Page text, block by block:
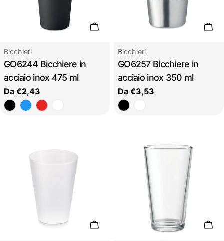
Scegli le opzioni
Tipo:
Bicchieri
GO6244 Bicchiere in
acciaio inox 475 ml
Prezzo
regolare
Da €2,43
Tipo:
Bicchieri
GO6257 Bicchiere in
acciaio inox 350 ml
Prezzo
regolare
Da €3,53
Scegli le opzioni